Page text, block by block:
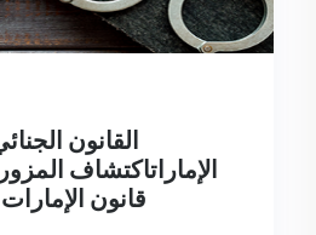
القانون
الإماراتاكتشاف
قانون